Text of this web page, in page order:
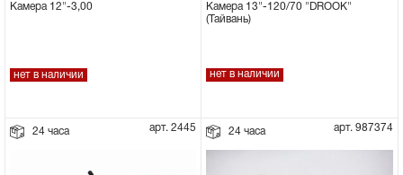
Камера 12"-3,00
нет в наличии
Камера 13"-120/70 "DROOK"
(Тайвань)
нет в наличии
24 часа арт. 2445 24 часа арт. 987374